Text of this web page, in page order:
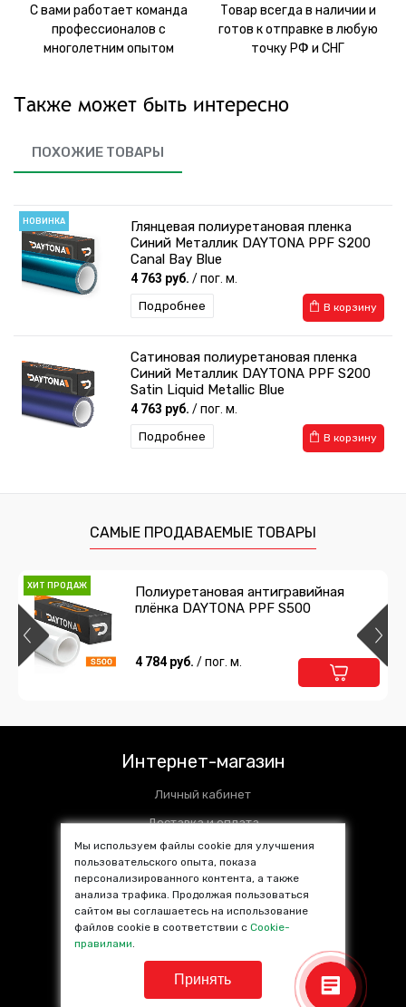
С вами работает команда
профессионалов с
многолетним опытом
Товар всегда в наличии и
готов к отправке в любую
точку РФ и СНГ
Также может быть интересно
ПОХОЖИЕ ТОВАРЫ
НОВИНКА
Глянцевая полиуретановая пленка
Синий Металлик DAYTONA PPF S200
Canal Bay Blue
4 763 руб. / пог. м.
В корзину
Подробнее
Сатиновая полиуретановая пленка
Синий Металлик DAYTONA PPF S200
Satin Liquid Metallic Blue
4 763 руб. / пог. м.
В корзину
Подробнее
САМЫЕ ПРОДАВАЕМЫЕ ТОВАРЫ
ХИТ ПРОДАЖ
Полиуретановая антигравийная
плёнка DAYTONA PPF S500
4 784 руб. / пог. м.
Интернет-магазин
Личный кабинет
Доставка и оплата
Установочные центры
Контакты
SALE %
Популярные товары
Мы используем файлы cookie для улучшения
пользовательского опыта, показа
персонализированного контента, а также
анализа трафика. Продолжая пользоваться
сайтом вы соглашаетесь на использование
файлов cookie в соответствии сCookie-
правилами.
Принять